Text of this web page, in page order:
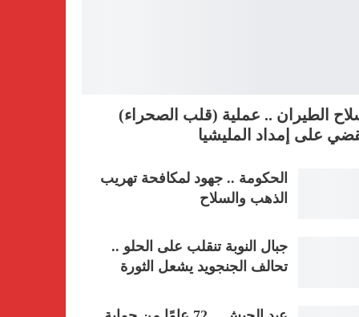
الطيران .. عملية (قلب الصحراء)
على إمداد المليشيا
الحكومة .. جهود لمكافحة تهريب
الذهب والسلاح
جبال النوبة تنقلب على الحلو ..
تحالف الجنجويد يشعل الثورة